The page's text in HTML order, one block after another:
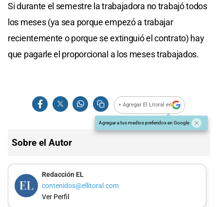
Si durante el semestre la trabajadora no trabajó todos
los meses (ya sea porque empezó a trabajar
recientemente o porque se extinguió el contrato) hay
que pagarle el proporcional a los meses trabajados.
+ Agregar El Litoral en
Agregar a tus medios preferidos en Google
Sobre el Autor
Redacción EL
contenidos@ellitoral.com
Ver Perfil